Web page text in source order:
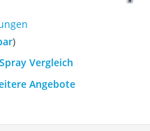
)
Vergleich
Angebote